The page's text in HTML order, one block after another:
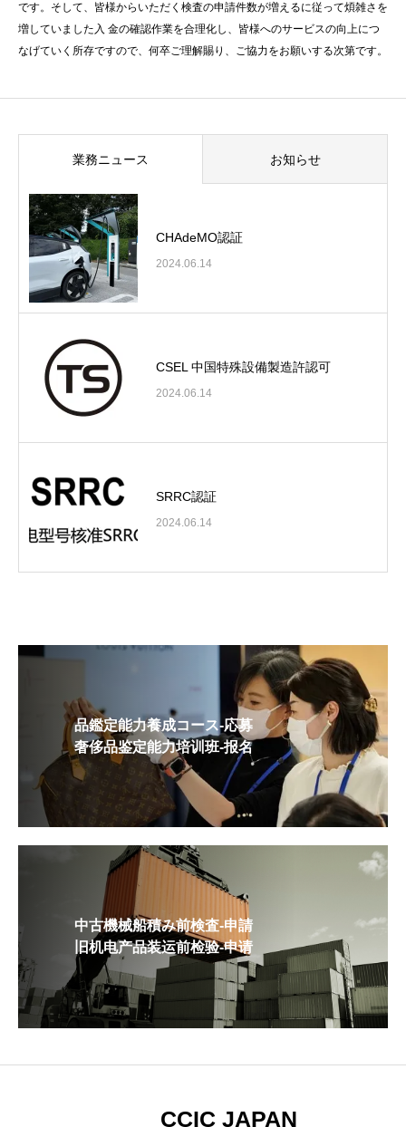
です。そして、皆様からいただく検査の申請件数が増えるに従って煩雑さを
増していました入 金の確認作業を合理化し、皆様へのサービスの向上につ
なげていく所存ですので、何卒ご理解賜り、ご協力をお願いする次第です。
業務ニュース お知らせ
CHAdeMO認証
2024.06.14
CSEL 中国特殊設備製造許認可
2024.06.14
SRRC認証
2024.06.14
品鑑定能力養成コース-応募
奢侈品鉴定能力培训班-报名
中古機械船積み前検査-申請
旧机电产品装运前检验-申请
CCIC JAPAN